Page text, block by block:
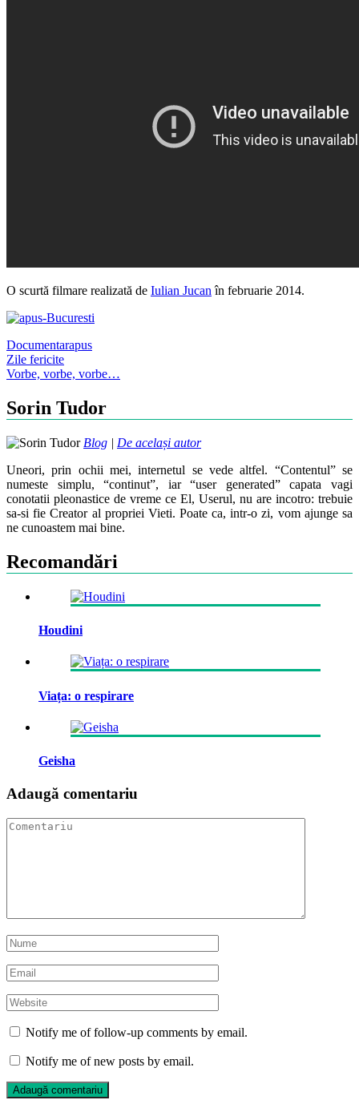
O scurtă filmare realizată de Iulian Jucan în februarie 2014.
Documentarapus
Post
navigation
Zile fericite
Vorbe, vorbe, vorbe…
Sorin Tudor
Blog | De același autor
Uneori, prin ochii mei, internetul se vede altfel. “Contentul” se
numeste simplu, “continut”, iar “user generated” capata vagi
conotatii pleonastice de vreme ce El, Userul, nu are incotro: trebuie
sa-si fie Creator al propriei Vieti. Poate ca, intr-o zi, vom ajunge sa
ne cunoastem mai bine.
Recomandări
Houdini
Viața: o respirare
Geisha
Adaugă comentariu
Notify me of follow-up comments by email.
Notify me of new posts by email.